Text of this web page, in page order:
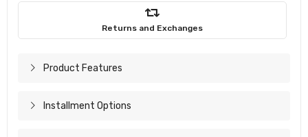
Returns and Exchanges
Product Features
Installment Options